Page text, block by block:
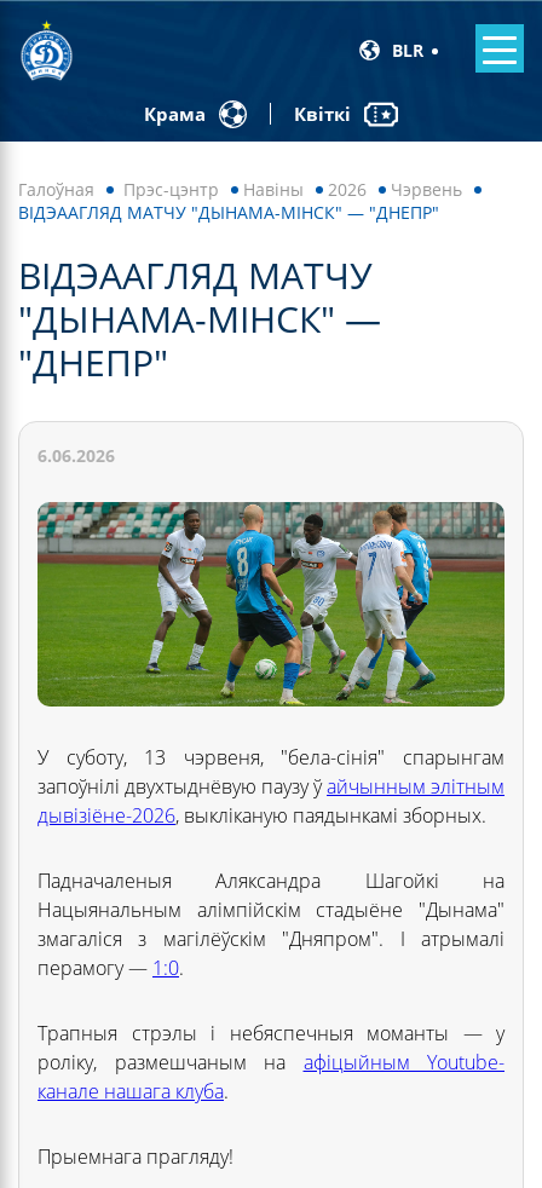
BLR
Крама Квіткі
Галоўная Прэс-цэнтр Навiны 2026
Чэрвень
ВІДЭААГЛЯД МАТЧУ "ДЫНАМА-МІНСК" — "ДНЕПР"
ВІДЭААГЛЯД МАТЧУ
"ДЫНАМА-МІНСК" —
"ДНЕПР"
6.06.2026
У суботу, 13 чэрвеня, "бела-сінія" спарынгам
запоўнілі двухтыднёвую паузу ўайчынным элітным
дывізіёне-2026, выкліканую паядынкамі зборных.
Падначаленыя Аляксандра Шагойкі на
Нацыянальным алімпійскім стадыёне "Дынама"
змагаліся з магілёўскім "Дняпром". І атрымалі
перамогу — 1:0.
Трапныя стрэлы і небяспечныя моманты — у
роліку, размешчаным на афіцыйным Youtube-
канале нашага клуба.
Прыемнага прагляду!